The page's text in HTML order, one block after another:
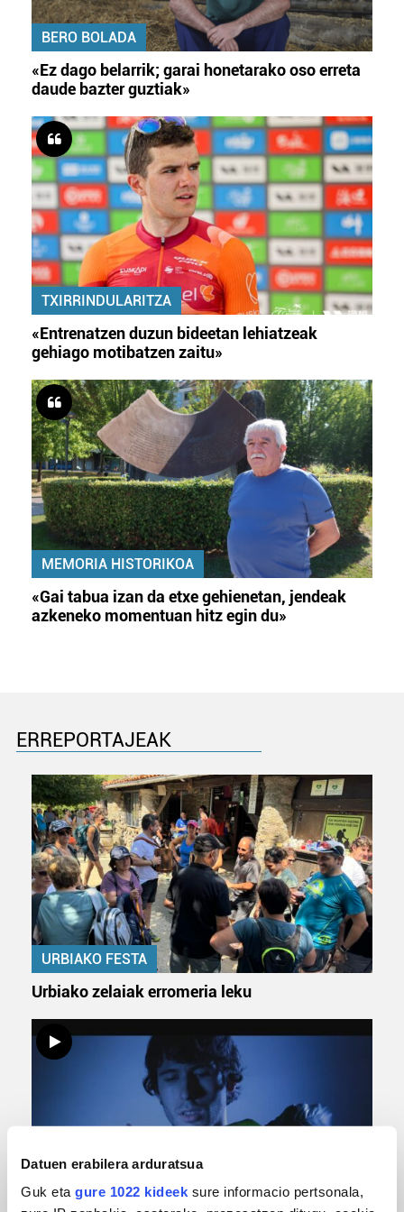
Datuen erabilera arduratsua
Guk eta gure 1022 kideek sure informacio pertsonala,
BERO BOLADA
«Ez dago belarrik; garai honetarako oso erreta
daude bazter guztiak»
TXIRRINDULARITZA
«Entrenatzen duzun bideetan lehiatzeak
gehiago motibatzen zaitu»
MEMORIA HISTORIKOA
«Gai tabua izan da etxe gehienetan, jendeak
azkeneko momentuan hitz egin du»
ERREPORTAJEAK
URBIAKO FESTA
Urbiako zelaiak erromeria leku
MUSIKA